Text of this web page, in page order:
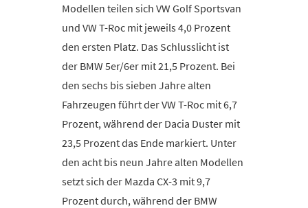
Modellen teilen sich VW Golf Sportsvan
und VW T-Roc mit jeweils 4,0 Prozent
den ersten Platz. Das Schlusslicht ist
der BMW 5er/6er mit 21,5 Prozent. Bei
den sechs bis sieben Jahre alten
Fahrzeugen führt der VW T-Roc mit 6,7
Prozent, während der Dacia Duster mit
23,5 Prozent das Ende markiert. Unter
den acht bis neun Jahre alten Modellen
setzt sich der Mazda CX-3 mit 9,7
Prozent durch, während der BMW